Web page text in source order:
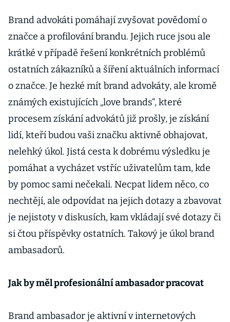
Brand advokáti pomáhají zvyšovat povědomí o
značce a profilování brandu. Jejich ruce jsou ale
krátké v případě řešení konkrétních problémů
ostatních zákazníků a šíření aktuálních informací
o značce. Je hezké mít brand advokáty, ale kromě
známých existujících „love brands“, které
procesem získání advokátů již prošly, je získání
lidí, kteří budou vaši značku aktivně obhajovat,
nelehký úkol. Jistá cesta k dobrému výsledku je
pomáhat a vycházet vstříc uživatelům tam, kde
by pomoc sami nečekali. Necpat lidem něco, co
nechtějí, ale odpovídat na jejich dotazy a zbavovat
je nejistoty v diskusích, kam vkládají své dotazy či
si čtou příspěvky ostatních. Takový je úkol brand
ambasadorů.
Jak by měl profesionální ambasador pracovat
Brand ambasador je aktivní v internetových